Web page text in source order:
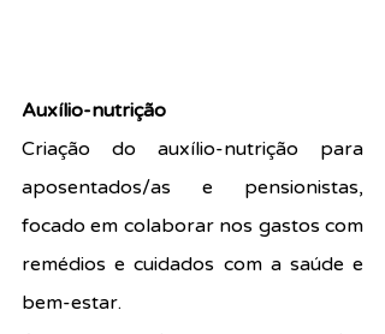
Auxílio-nutrição
Criação do auxílio-nutrição para
aposentados/as e pensionistas,
focado em colaborar nos gastos com
remédios e cuidados com a saúde e
bem-estar.